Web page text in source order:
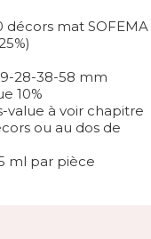
décors mat SOFEMA
28-38-58 mm
10%
value à voir chapitre
ou au dos de
ml par pièce